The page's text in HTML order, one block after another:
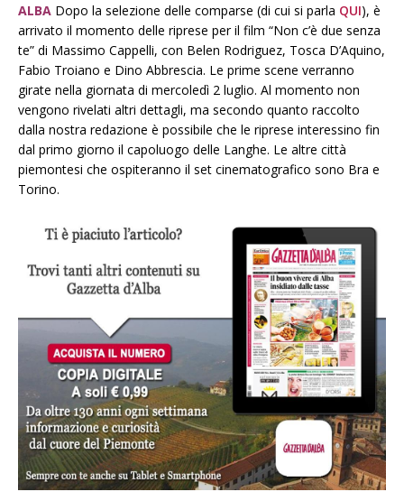
ALBA Dopo la selezione delle comparse (di cui si parla QUI), è
arrivato il momento delle riprese per il film “Non c’è due senza
te” di Massimo Cappelli, con Belen Rodriguez, Tosca D’Aquino,
Fabio Troiano e Dino Abbrescia. Le prime scene verranno
girate nella giornata di mercoledì 2 luglio. Al momento non
vengono rivelati altri dettagli, ma secondo quanto raccolto
dalla nostra redazione è possibile che le riprese interessino fin
dal primo giorno il capoluogo delle Langhe. Le altre città
piemontesi che ospiteranno il set cinematografico sono Bra e
Torino.